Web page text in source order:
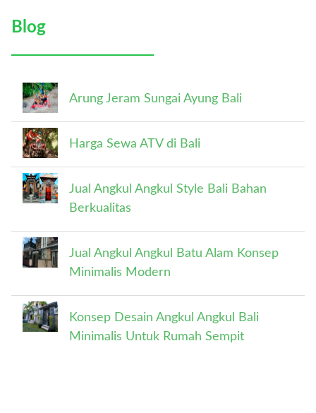
Blog
Arung Jeram Sungai Ayung Bali
Harga Sewa ATV di Bali
Jual Angkul Angkul Style Bali Bahan
Berkualitas
Jual Angkul Angkul Batu Alam Konsep
Minimalis Modern
Konsep Desain Angkul Angkul Bali
Minimalis Untuk Rumah Sempit